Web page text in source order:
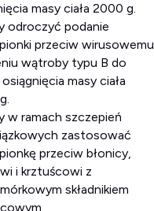
masy ciała 2000 g.
przeciw wirusowemu
wątroby typu B do
masy ciała
zastosować
przeciw błonicy,
i krztuścowi z
składnikiem